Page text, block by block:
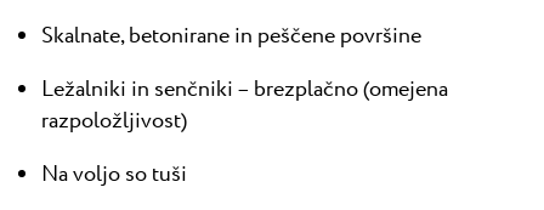
Skalnate, betonirane in peščene površine
Ležalniki in senčniki – brezplačno (omejena
razpoložljivost)
Na voljo so tuši